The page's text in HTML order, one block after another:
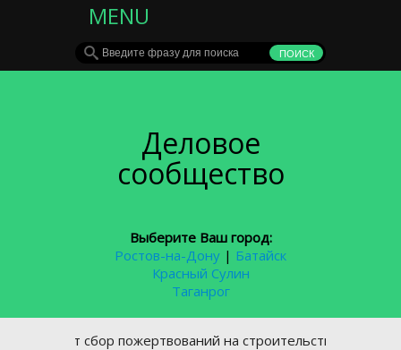
MENU
Деловое
сообщество
Выберите Ваш город:
Ростов-на-Дону | Батайск
Красный Сулин
Таганрог
сбор пожертвований на строительство храма в